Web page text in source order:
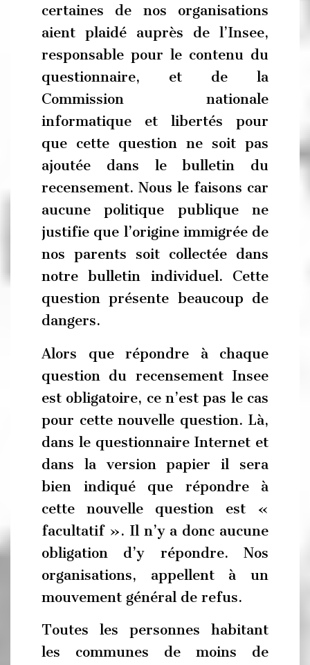
certaines de nos organisations
aient plaidé auprès de l’Insee,
responsable pour le contenu du
questionnaire, et de la
Commission nationale
informatique et libertés pour
que cette question ne soit pas
ajoutée dans le bulletin du
recensement. Nous le faisons car
aucune politique publique ne
justifie que l’origine immigrée de
nos parents soit collectée dans
notre bulletin individuel. Cette
question présente beaucoup de
dangers.
Alors que répondre à chaque
question du recensement Insee
est obligatoire, ce n’est pas le cas
pour cette nouvelle question. Là,
dans le questionnaire Internet et
dans la version papier il sera
bien indiqué que répondre à
cette nouvelle question est «
facultatif ». Il n’y a donc aucune
obligation d’y répondre. Nos
organisations, appellent à un
mouvement général de refus.
Toutes les personnes habitant
les communes de moins de